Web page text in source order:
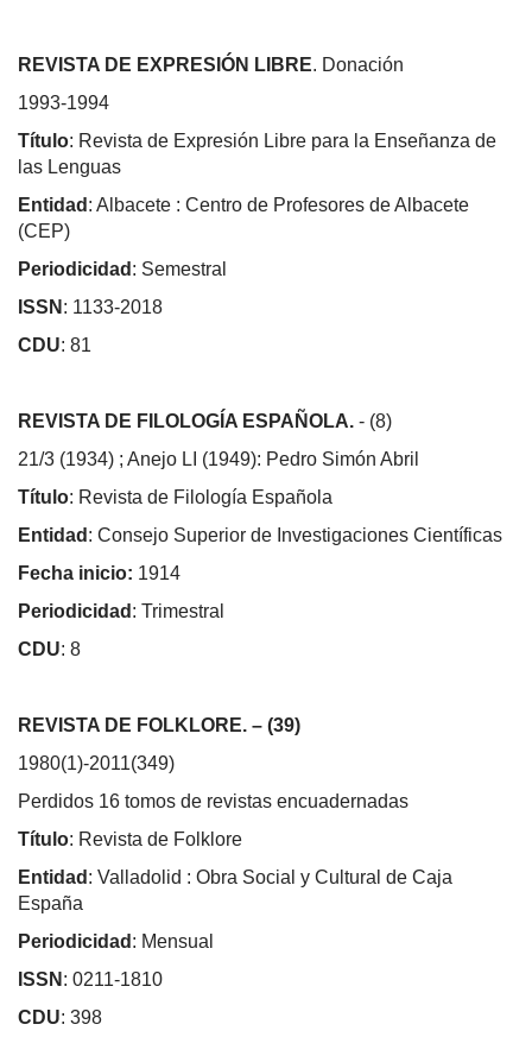
REVISTA DE EXPRESIÓN LIBRE. Donación
1993-1994
Título: Revista de Expresión Libre para la Enseñanza de
las Lenguas
Entidad : Albacete : Centro de Profesores de Albacete
(CEP)
Periodicidad : Semestral
ISSN : 1133-2018
CDU: 81
REVISTA DE FILOLOGÍA ESPAÑOLA. - (8)
21/3 (1934) ; Anejo LI (1949): Pedro Simón Abril
Título: Revista de Filología Española
Entidad : Consejo Superior de Investigaciones Científicas
Fecha inicio: 1914
Periodicidad : Trimestral
CDU: 8
REVISTA DE FOLKLORE. – (39)
1980(1)-2011(349)
Perdidos 16 tomos de revistas encuadernadas
Título: Revista de Folklore
Entidad : Valladolid : Obra Social y Cultural de Caja
España
Periodicidad : Mensual
ISSN : 0211-1810
CDU: 398